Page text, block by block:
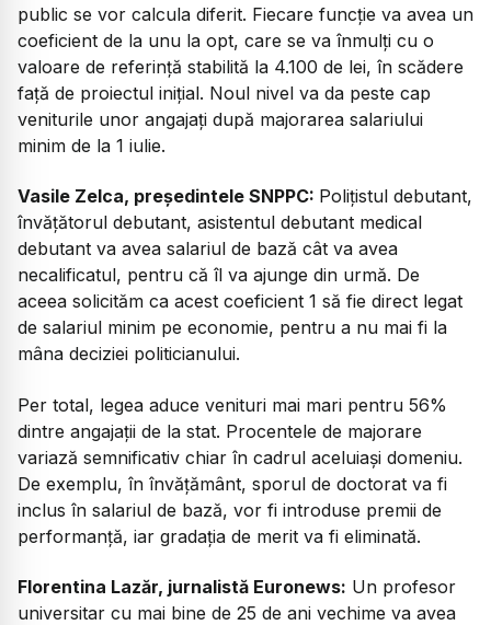
public se vor calcula diferit. Fiecare funcție va avea un
coeficient de la unu la opt, care se va înmulți cu o
valoare de referință stabilită la 4.100 de lei, în scădere
față de proiectul inițial. Noul nivel va da peste cap
veniturile unor angajați după majorarea salariului
minim de la 1 iulie.
Vasile Zelca, președintele SNPPC: Polițistul debutant,
învățătorul debutant, asistentul debutant medical
debutant va avea salariul de bază cât va avea
necalificatul, pentru că îl va ajunge din urmă. De
aceea solicităm ca acest coeficient 1 să fie direct legat
de salariul minim pe economie, pentru a nu mai fi la
mâna deciziei politicianului.
Per total, legea aduce venituri mai mari pentru 56%
dintre angajații de la stat. Procentele de majorare
variază semnificativ chiar în cadrul aceluiași domeniu.
De exemplu, în învățământ, sporul de doctorat va fi
inclus în salariul de bază, vor fi introduse premii de
performanță, iar gradația de merit va fi eliminată.
Florentina Lazăr, jurnalistă Euronews: Un profesor
universitar cu mai bine de 25 de ani vechime va avea